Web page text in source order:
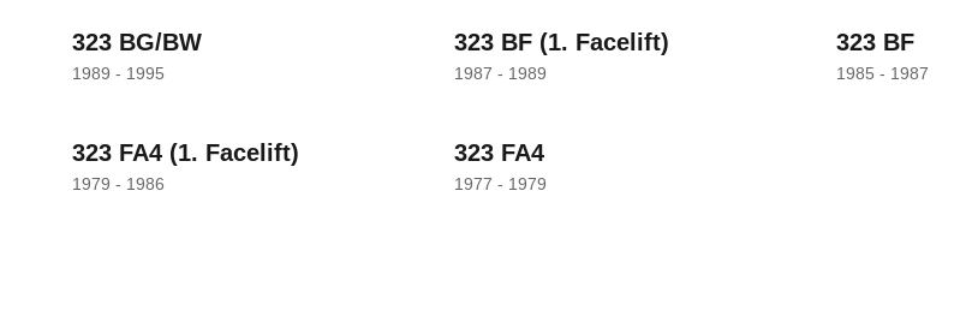
323 BG/BW
1989 - 1995
323 BF (1. Facelift)
1987 - 1989
323 BF
1985 - 1987
323 FA4 (1. Facelift)
1979 - 1986
323 FA4
1977 - 1979